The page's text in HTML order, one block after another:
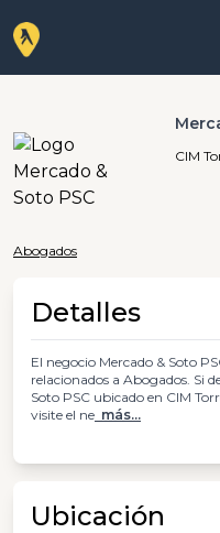
CIM
Abogados
Detalles
El negocio Mercado & Soto
relacionados a Abogados. Si
Soto PSC ubicado en CIM
visite el ne más...
Ubicación